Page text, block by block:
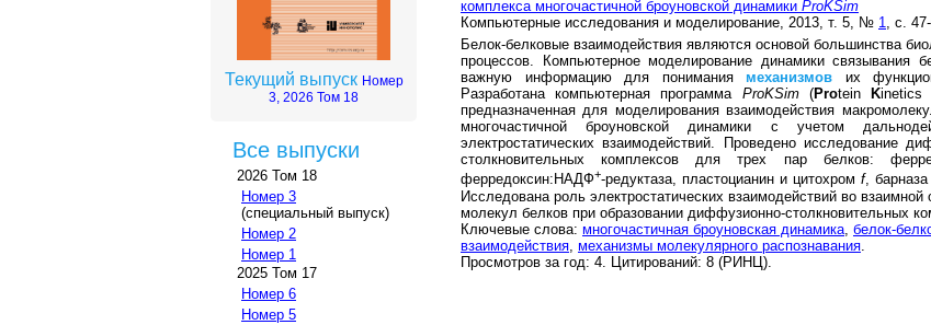
Текущий выпуск Номер
3, 2026 Том 18
Все выпуски
2026 Том 18
Номер 3
(специальный выпуск)
Номер 2
Номер 1
2025 Том 17
Номер 6
Номер 5
комплекса многочастичной броуновской динамики ProKSim
Компьютерные исследования и моделирование, 2013, т. 5, № 1, с.
Белок-белковые взаимодействия являются основой большинства
процессов. Компьютерное моделирование динамики связывания
важную информацию для понимания механизмов их
Разработана компьютерная программа ProKSim(Protein K
предназначенная для моделирования взаимодействия
многочастичной броуновской динамики с учетом
электростатических взаимодействий. Проведено исследование
столкновительных комплексов для трех пар белков:
ферредоксин:НАДФ+-редуктаза, пластоцианин и цитохром f,
Исследована роль электростатических взаимодействий во взаимной
молекул белков при образовании диффузионно-столкновительных
Ключевые слова: многочастичная броуновская динамика белок-
взаимодействия механизмы молекулярного распознавания
Просмотров за год: 4. Цитирований: 8 (РИНЦ).